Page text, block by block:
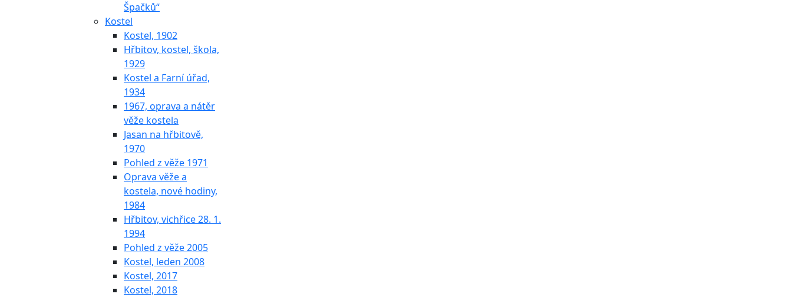
Špačků“
Kostel
Kostel, 1902
Hřbitov, kostel, škola,
1929
Kostel a Farní úřad,
1934
1967, oprava a nátěr
věže kostela
Jasan na hřbitově,
1970
Pohled z věže 1971
Oprava věže a
kostela, nové hodiny,
1984
Hřbitov, vichřice 28. 1.
1994
Pohled z věže 2005
Kostel, leden 2008
Kostel, 2017
Kostel, 2018